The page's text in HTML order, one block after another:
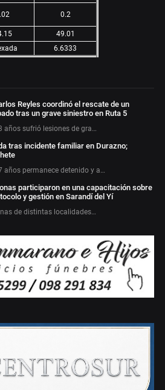
0.2
49.01
6.6333
Reyles coordinó el rescate de un
tras un grave siniestro en Ruta 5
años sufrió lesiones de gra…
tras incidente familiar en Durazno;
años permanece detenido y a…
participaron en una capacitación sobre
y gestión en Sarandí del Yí
de distintas localidades…